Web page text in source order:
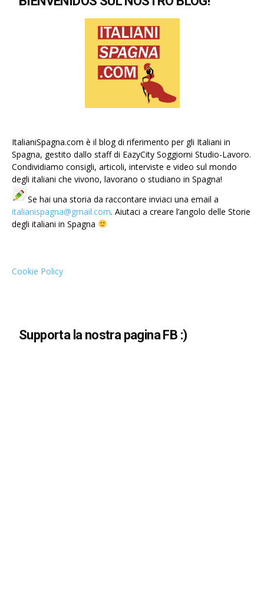
ItalianiSpagna.com è il blog di riferimento per gli Italiani in
Spagna, gestito dallo staff di EazyCity Soggiorni Studio-Lavoro.
Condividiamo consigli, articoli, interviste e video sul mondo
degli italiani che vivono, lavorano o studiano in Spagna!
Se hai una storia da raccontare inviaci una email a
italianispagna@gmail.com. Aiutaci a creare l’angolo delle Storie
degli italiani in Spagna
Cookie Policy
Supporta la nostra pagina FB :)